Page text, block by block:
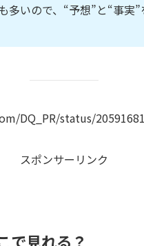
多いので、“予想”と“事実
DQ_PR/status/
スポンサーリンク
で見れる？